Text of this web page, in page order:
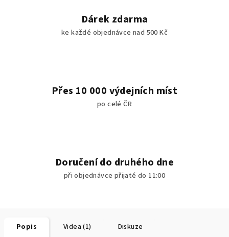
Dárek zdarma
ke každé objednávce nad 500 Kč
Přes 10 000 výdejních míst
po celé ČR
Doručení do druhého dne
při objednávce přijaté do 11:00
Popis Videa (1) Diskuze